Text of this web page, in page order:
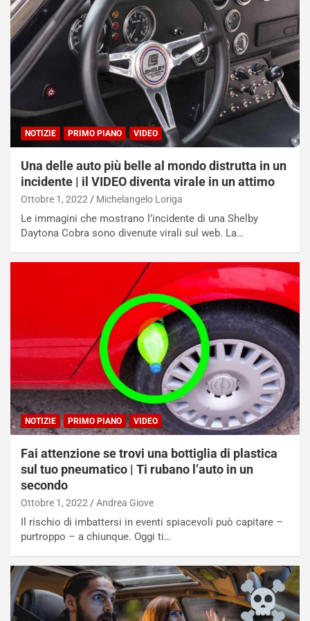
NOTIZIE PRIMO PIANO VIDEO
Una delle auto più belle al mondo distrutta in un
incidente | il VIDEO diventa virale in un attimo
Ottobre 1, 2022 Michelangelo Loriga
Le immagini che mostrano l’incidente di una Shelby
Daytona Cobra sono divenute virali sul web. La…
NOTIZIE PRIMO PIANO VIDEO
Fai attenzione se trovi una bottiglia di plastica
sul tuo pneumatico | Ti rubano l’auto in un
secondo
Ottobre 1, 2022 Andrea Giove
Il rischio di imbattersi in eventi spiacevoli può capitare –
purtroppo – a chiunque. Oggi ti…